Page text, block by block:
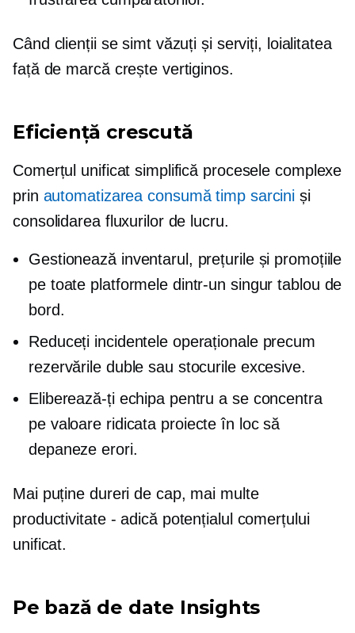
Când clienții se simt văzuți și serviți, loialitatea
față de marcă crește vertiginos.
Eficiență crescută
Comerțul unificat simplifică procesele complexe
prin automatizareaconsumă timpsarcini și
consolidarea fluxurilor de lucru.
Gestionează inventarul, prețurile și promoțiile
pe toate platformele dintr-un singur tablou de
bord.
Reduceți incidentele operaționale precum
rezervările duble sau stocurile excesive.
Eliberează-ți echipa pentru a se concentra
pe valoare ridicata proiecte în loc să
depaneze erori.
Mai puține dureri de cap, mai multe
productivitate - adicăpotențialul comerțului
unificat.
Pe bază de date Insights